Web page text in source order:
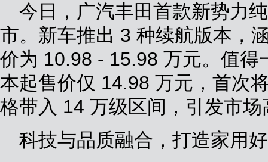
今日，广汽丰田首款新势力
市。新车推出 3 种续航版本，
价为 10.98 - 15.98 万元。值得
本起售价仅 14.98 万元，首次
格带入 14 万级区间，引发市
科技与品质融合，打造家用